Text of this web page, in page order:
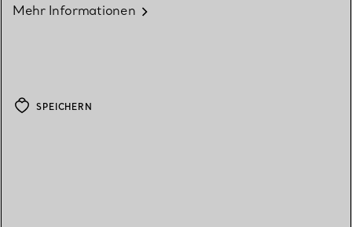
Mehr Informationen
SPEICHERN